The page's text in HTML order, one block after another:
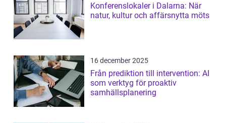
Konferenslokaler i Dalarna: När
natur, kultur och affärsnytta möts
16 december 2025
Från prediktion till intervention: AI
som verktyg för proaktiv
samhällsplanering